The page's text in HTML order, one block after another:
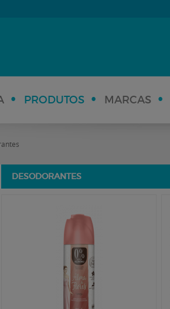
PRODUTOS MARCAS
DESODORANTES